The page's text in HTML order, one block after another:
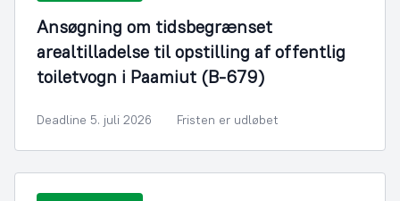
Ansøgning om tidsbegrænset
arealtilladelse til opstilling af offentlig
toiletvogn i Paamiut (B-679)
Deadline 5. juli 2026 Fristen er udløbet